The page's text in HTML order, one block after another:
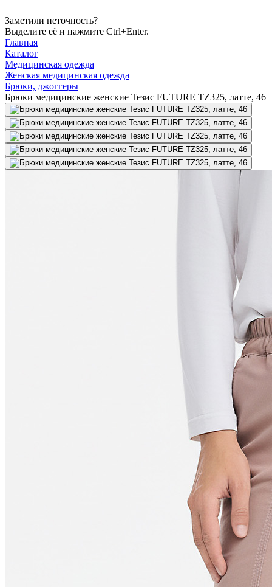
Заметили неточность?
Выделите её и нажмите Ctrl+Enter.
Главная
Каталог
Медицинская одежда
Женская медицинская одежда
Брюки, джоггеры
Брюки медицинские женские Тезис FUTURE TZ325, латте, 46